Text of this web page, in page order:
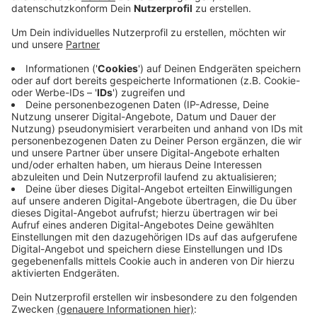
Nach den zahlreichen Absagen von Umzügen am
gestrigen Tulpensonntag meldet der DWD für heute
eine milde und nicht mehr so stürmische Witterung. Im
Kreis Kleve sind für heute Züge in Uedem-Keppeln,
Geldern-Hartefeld, Rees, Kleve, Goch und Kevelaer
geplant. Die Organisatoren treffen sich wie in Kleve
vielerorts vorher noch zu einer Abschlussbesprechung.
Zumindest in Keve zeigte man sich zuletzt
optimistisch, dass der Rosenmontagszug stattfinden
kann.
Hier geht es zur Übersicht über die Karnevalsumzüge
2020
Anzeige